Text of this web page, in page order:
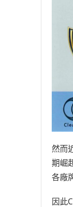
然而
期崛
各廠
因此